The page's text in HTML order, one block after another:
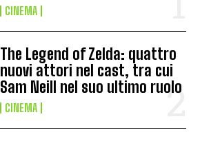
CINEMA
The Legend of Zelda: quattro
nuovi attori nel cast, tra cui
Sam Neill nel suo ultimo ruolo
CINEMA